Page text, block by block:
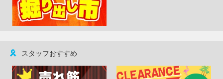
スタッフおすすめ